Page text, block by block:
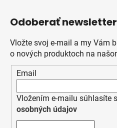
Odoberať newsletter
Vložte svoj e-mail a my Vám
o nových produktoch na
Email
Vložením e-mailu súhlasíte s
osobných údajov